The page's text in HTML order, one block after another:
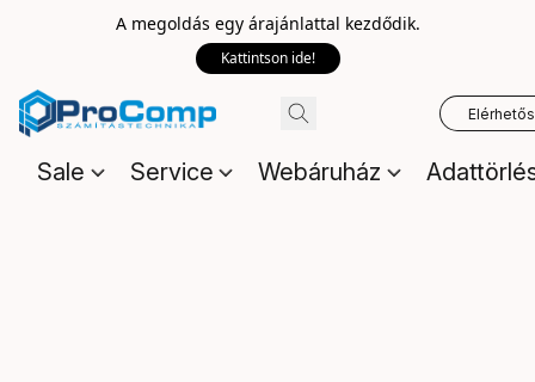
A megoldás egy árajánlattal kezdődik.
Kattintson ide!
Sale Service Webáruház